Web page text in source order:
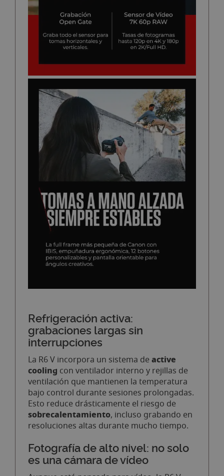
Refrigeración activa:
grabaciones largas sin
interrupciones
La R6 V incorpora un sistema de active
cooling con ventilador interno y rejillas de
ventilación que mantienen la temperatura
bajo control durante sesiones prolongadas.
Esto reduce drásticamente el riesgo de
sobrecalentamiento, incluso grabando en
resoluciones altas durante mucho tiempo.
Fotografía de alto nivel: no solo
es una cámara de vídeo